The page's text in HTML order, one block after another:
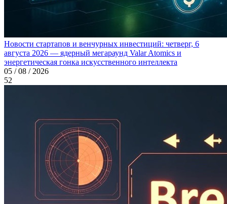
Новости стартапов и венчурных инвестиций: четверг, 6
августа 2026 — ядерный мегараунд Valar Atomics и
энергетическая гонка искусственного интеллекта
05 / 08 / 2026
52